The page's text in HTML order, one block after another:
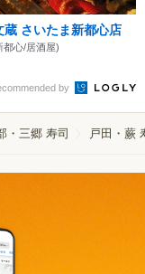
蔵 さいたま新都心店
都心/居酒屋)
by
・三郷 寿司 戸田・蕨